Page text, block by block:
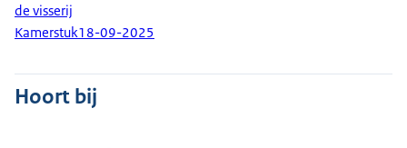
de visserij
Kamerstuk18-09-2025
Hoort bij